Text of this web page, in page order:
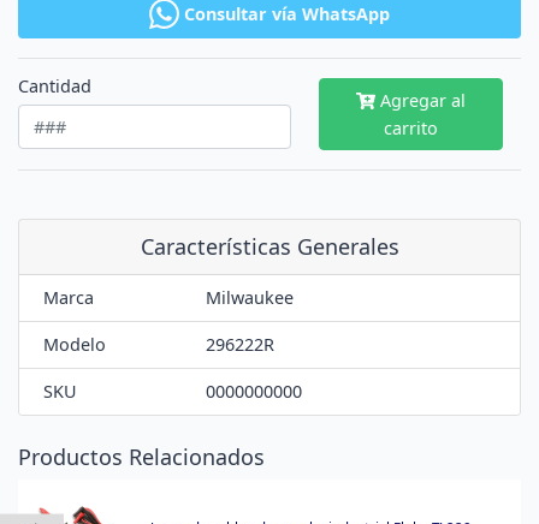
Consultar vía WhatsApp
Cantidad
Agregar al
carrito
Características Generales
Marca Milwaukee
Modelo 296222R
SKU 0000000000
Productos Relacionados